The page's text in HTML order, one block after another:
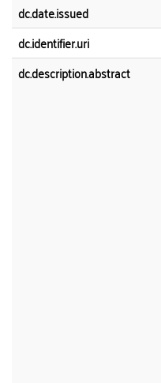
dc.date.issued
dc.identifier.uri
dc.description.abstract